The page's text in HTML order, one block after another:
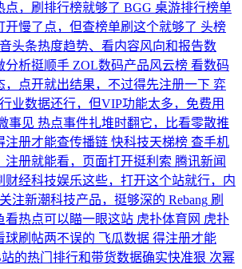
点，刷排行榜就够了 BGG 桌游排行榜单
开慢了点，但查榜单刷这个就够了 头榜
头条热度趋势、看内容风向和报告数
分析挺顺手 ZOL数码产品风云榜 看数码
，点开就出结果，不过得先注册一下 弈
业数据还行，但VIP功能太多，免费用
事见 热点事件扎堆时翻它，比看零散推
注册才能查传播链 快科技天梯榜 查手机
注册就能看，页面打开挺利索 腾讯新闻
财经科技娱乐这些，打开这个站就行，内
关注新潮科技产品，挺够深的 Rebang 刷
看热点可以瞄一眼这站 虎扑体育网 虎扑
球刷帖两不误的 飞瓜数据 得注册才能
的热门排行和带货数据确实快准狠 次幂